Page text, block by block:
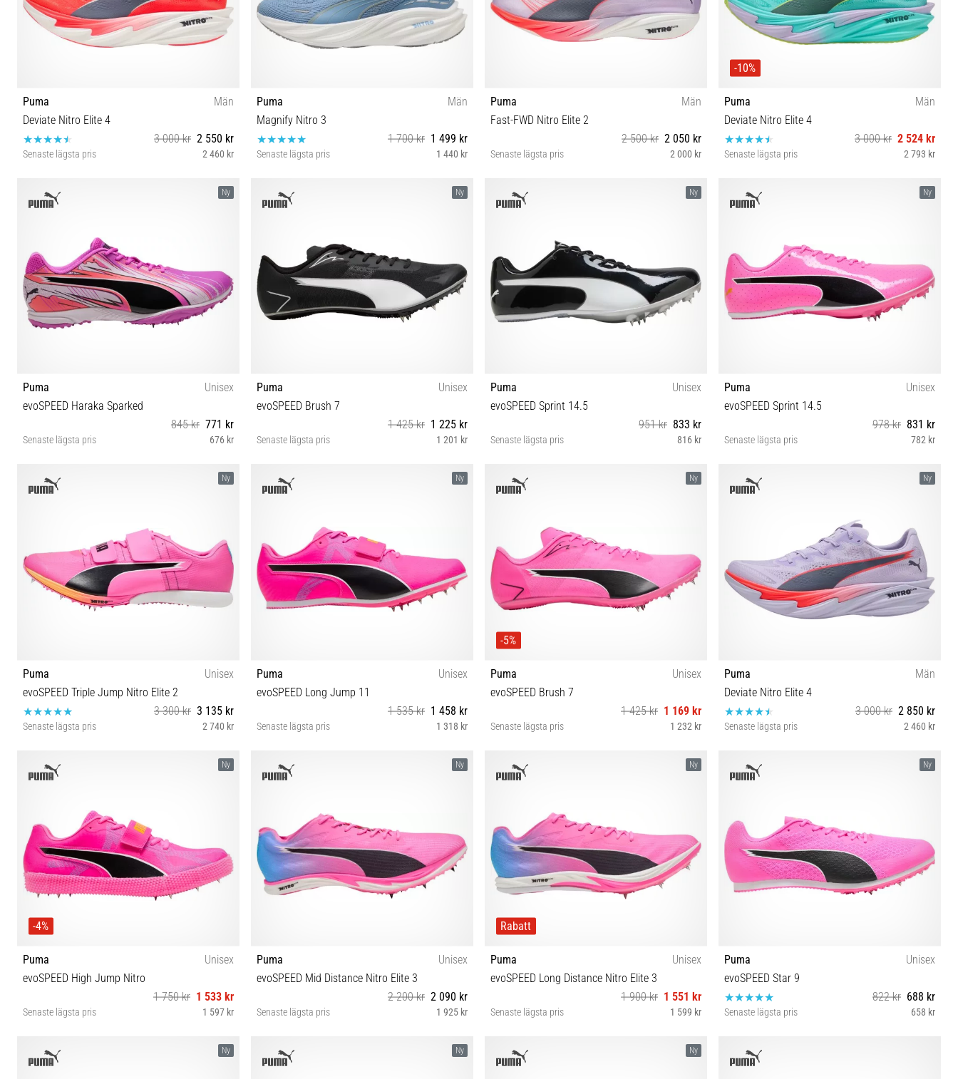
Puma
Män
Deviate Nitro Elite 4
3 000 kr 2 550 kr
Senaste lägsta pris 2 460 kr
41 42 42½ 43 44 44½ 45 46 46½ 47
Puma
Män
Magnify Nitro 3
1 700 kr 1 499 kr
Senaste lägsta pris 1 440 kr
Puma
Män
Fast-FWD Nitro Elite 2
2 500 kr 2 050 kr
Senaste lägsta pris 2 000 kr
41 42 42½ 43 44 44½ 45 46 47 48½
-10%
Puma
Män
Deviate Nitro Elite 4
3 000 kr 2 524 kr
Senaste lägsta pris 2 793 kr
Ny
Puma
Unisex
evoSPEED Haraka Sparked
845 kr 771 kr
Senaste lägsta pris 676 kr
Ny
Puma
Unisex
evoSPEED Brush 7
1 425 kr 1 225 kr
Senaste lägsta pris 1 201 kr
38½ 40 40½ 41 42 42½ 43 44 44½ 45 46
Ny
Puma
Unisex
evoSPEED Sprint 14.5
951 kr 833 kr
Senaste lägsta pris 816 kr
37½ 38 38½ 39 40 40½ 41 42 42½ 43 44 44½ 45 46
Ny
Puma
Unisex
evoSPEED Sprint 14.5
978 kr 831 kr
Senaste lägsta pris 782 kr
40 40½ 41 42 42½ 43 44 44½ 46 46½
Ny
Puma
Unisex
evoSPEED Triple Jump Nitro Elite 2
3 300 kr 3 135 kr
Senaste lägsta pris 2 740 kr
Ny
Puma
Unisex
evoSPEED Long Jump 11
1 535 kr 1 458 kr
Senaste lägsta pris 1 318 kr
Ny
-5%
Puma
Unisex
evoSPEED Brush 7
1 425 kr 1 169 kr
Senaste lägsta pris 1 232 kr
Ny
Puma
Män
Deviate Nitro Elite 4
3 000 kr 2 850 kr
Senaste lägsta pris 2 460 kr
Ny
-4%
Puma
Unisex
evoSPEED High Jump Nitro
1 750 kr 1 533 kr
Senaste lägsta pris 1 597 kr
Ny
Puma
Unisex
evoSPEED Mid Distance Nitro Elite 3
2 200 kr 2 090 kr
Senaste lägsta pris 1 925 kr
Ny
Rabatt
Puma
Unisex
evoSPEED Long Distance Nitro Elite 3
1 900 kr 1 551 kr
Senaste lägsta pris 1 599 kr
Ny
Puma
Unisex
evoSPEED Star 9
822 kr 688 kr
Senaste lägsta pris 658 kr
40½ 41 42 42½ 43 44 44½ 45 46 46½ 47
Ny Ny Ny